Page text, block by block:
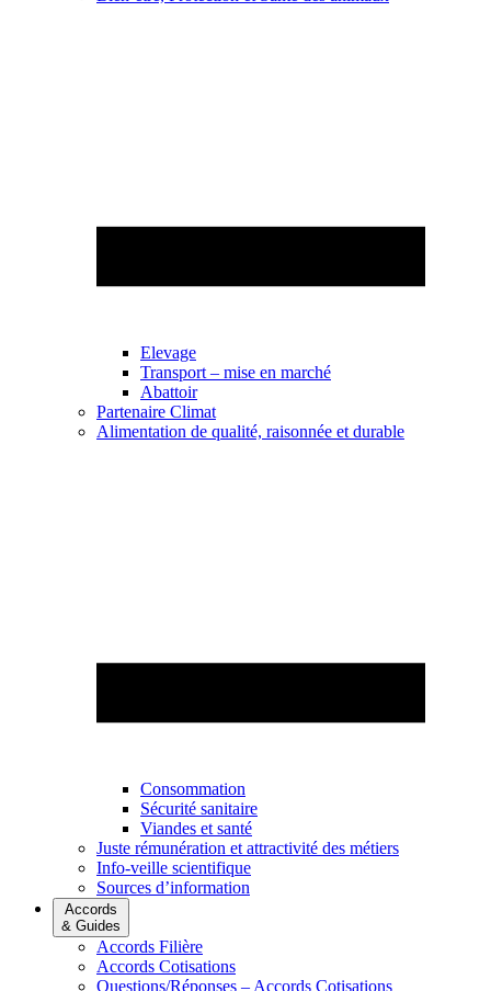
Elevage
Transport – mise en marché
Abattoir
Partenaire Climat
Alimentation de qualité, raisonnée et durable
Consommation
Sécurité sanitaire
Viandes et santé
Juste rémunération et attractivité des métiers
Info-veille scientifique
Sources d’information
Accords
& Guides
Accords Filière
Accords Cotisations
Questions/Réponses – Accords Cotisations